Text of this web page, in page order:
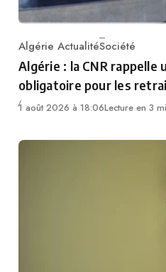
Category
Algérie ActualitéSociété
Algérie : la CNR rappelle
obligatoire pour les
1 août 2026 à 18:06Lecture en 3